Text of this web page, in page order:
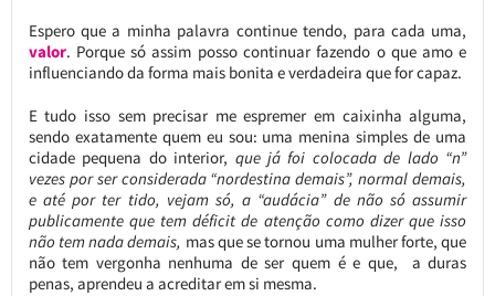
Espero que a minha palavra continue tendo, para cada uma,
valor. Porque só assim posso continuar fazendo o que amo e
influenciando da forma mais bonita e verdadeira que for capaz.
E tudo isso sem precisar me espremer em caixinha alguma,
sendo exatamente quem eu sou: uma menina simples de uma
cidade pequena do interior, que já foi colocada de lado “n”
vezes por ser considerada “nordestina demais”, normal demais,
e até por ter tido, vejam só, a “audácia” de não só assumir
publicamente que tem déficit de atenção como dizer que isso
não tem nada demais, mas que se tornou uma mulher forte, que
não tem vergonha nenhuma de ser quem é e que, a duras
penas, aprendeu a acreditar em si mesma.